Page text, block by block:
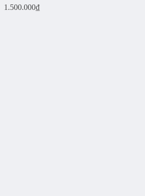
1.500.000₫